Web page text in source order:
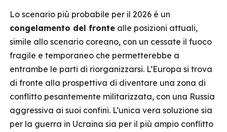
Lo scenario più probabile per il 2026 è un
congelamento del fronte alle posizioni attuali,
simile allo scenario coreano, con un cessate il fuoco
fragile e temporaneo che permetterebbe a
entrambe le parti di riorganizzarsi. L’Europa si trova
di fronte alla prospettiva di diventare una zona di
conflitto pesantemente militarizzata, con una Russia
aggressiva ai suoi confini. L’unica vera soluzione sia
per la guerra in Ucraina sia per il più ampio conflitto